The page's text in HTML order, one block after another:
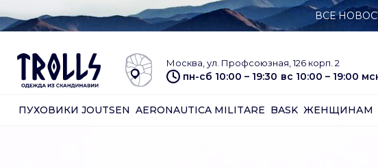
ВСЕ
Москва, ул. Профсоюзная, 126 корп. 2
пн-сб 10:00 – 19:30 вс 10:00 – 19:00
ПУХОВИКИ JOUTSEN AERONAUTICA MILITARE BASK ЖЕНЩИНАМ